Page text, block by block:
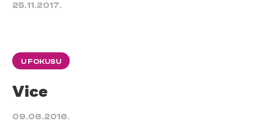
25.11.2017.
U FOKUSU
Vice
09.06.2016.